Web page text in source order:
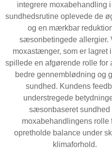
integrere moxabehandling
sundhedsrutine oplevede de
og en mærkbar
sæsonbetingede allergier.
moxastænger, som er lagret
spillede en afgørende rolle for
bedre gennemblødning og
sundhed. Kundens
understregede
sæsonbaseret sundhed
moxabehandlingens rolle
opretholde balance under
klimaforhold.